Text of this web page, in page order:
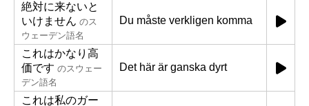
絶対に来ないと
いけません のス
ウェーデン語名
Du måste verkligen komma
これはかなり高
価です のスウェー
デン語名
Det här är ganska dyrt
これは私のガー